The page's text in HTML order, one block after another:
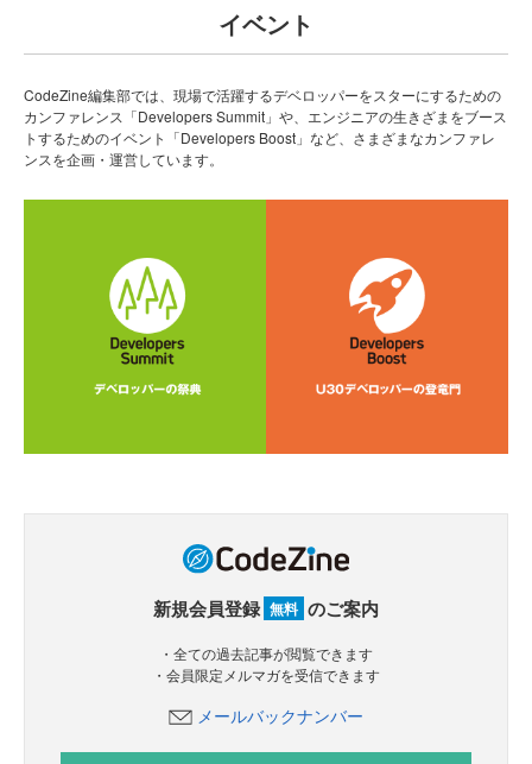
イベント
CodeZine編集部では、現場で活躍するデベロッパーをスターにするための
カンファレンス「Developers Summit」や、エンジニアの生きざまをブース
トするためのイベント「Developers Boost」など、さまざまなカンファレ
ンスを企画・運営しています。
新規会員登録 無料 のご案内
・全ての過去記事が閲覧できます
・会員限定メルマガを受信できます
メールバックナンバー